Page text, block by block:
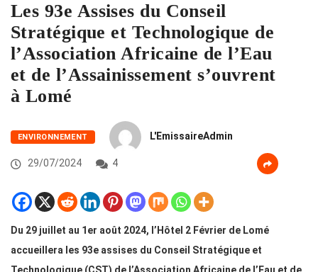
Les 93e Assises du Conseil
Stratégique et Technologique de
l’Association Africaine de l’Eau
et de l’Assainissement s’ouvrent
à Lomé
ENVIRONNEMENT L'EmissaireAdmin
29/07/2024 4
Du 29 juillet au 1er août 2024, l’Hôtel 2 Février de Lomé
accueillera les 93e assises du Conseil Stratégique et